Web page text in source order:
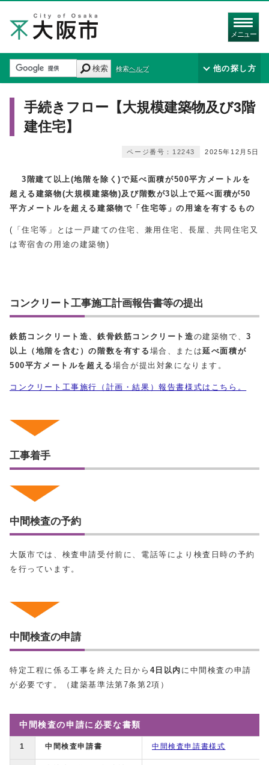
メニュー
検索 検索ヘルプ 他の探し方
手続きフロー【大規模建築物及び3階
建住宅】
2025年12月5日
ページ番号：12243
3階建て以上(地階を除く)で延べ面積が500平方メートルを
超える建築物(大規模建築物)及び階数が3以上で延べ面積が50
平方メートルを超える建築物で「住宅等」の用途を有するもの
(「住宅等」とは一戸建ての住宅、兼用住宅、長屋、共同住宅又
は寄宿舎の用途の建築物)
コンクリート工事施工計画報告書等の提出
鉄筋コンクリート造、鉄骨鉄筋コンクリート造の建築物で、3
以上（地階を含む）の階数を有する 場合、または延べ面積が
500平方メートルを超える 場合が提出対象になります。
コンクリート工事施行（計画・結果）報告書様式はこちら。
工事着手
中間検査の予約
大阪市では、検査申請受付前に、電話等により検査日時の予約
を行っています。
中間検査の申請
特定工程に係る工事を終えた日から 4日以内 に中間検査の申請
が必要です。（建築基準法第7条第2項）
中間検査の申請に必要な書類
1 中間検査申請書 中間検査申請書様式